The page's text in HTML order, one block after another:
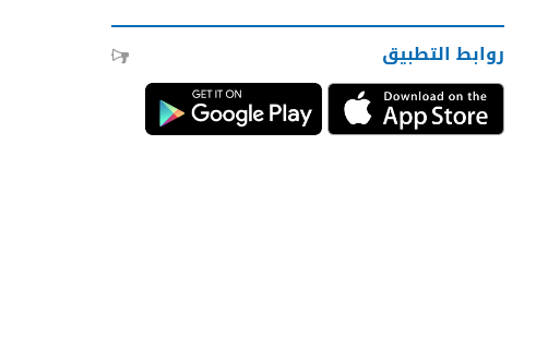
روابط التطبيق